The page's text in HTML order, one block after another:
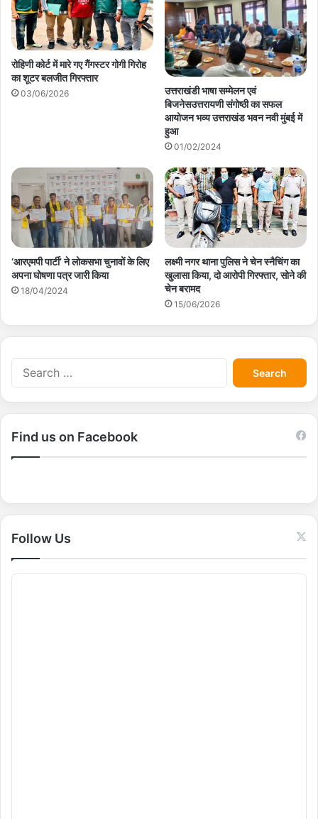
रोहिणी कोर्ट में मारे गए गैंगस्टर गोगी गिरोह
का शूटर बलजीत गिरफ्तार
03/06/2026
उत्तराखंडी भाषा सम्मेलन एवं
बिजनेसउत्तरायणी संगोष्ठी का सफल
आयोजन भव्य उत्तराखंड भवन नवी मुंबई में
हुआ
01/02/2024
‘आरएमपी पार्टी’ ने लोकसभा चुनावों के लिए
अपना घोषणा पत्र जारी किया
18/04/2024
लक्ष्मी नगर थाना पुलिस ने चेन स्नैचिंग का
खुलासा किया, दो आरोपी गिरफ्तार, सोने की
चेन बरामद
15/06/2026
S
e
a
r
r
:
Find us on Facebook
Follow Us